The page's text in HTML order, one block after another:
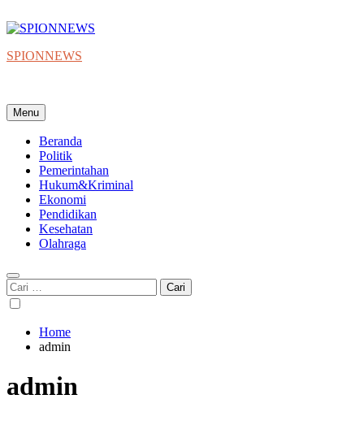
to
SPIONNEWS
Menu
Beranda
Politik
Pemerintahan
Hukum&Kriminal
Ekonomi
Pendidikan
Kesehatan
Olahraga
Cari
untuk:
Home
admin
admin